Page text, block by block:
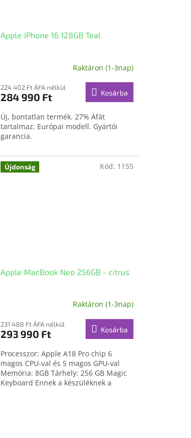
Apple iPhone 16 128GB Teal
Raktáron (1-3nap)
224 402 Ft ÁFA nélkül
284 990 Ft Kosárba
Új, bontatlan termék. 27% Áfát
tartalmaz. Európai modell. Gyártói
garancia.
Újdonság
Apple MacBook Neo 256GB - citrus
Raktáron (1-3nap)
231 488 Ft ÁFA nélkül
293 990 Ft Kosárba
Processzor: Apple A18 Pro chip 6
magos CPU-val és 5 magos GPU-val
Memória: 8GB Tárhely: 256 GB Magic
Keyboard Ennek a készüléknek a
Kód: 1155